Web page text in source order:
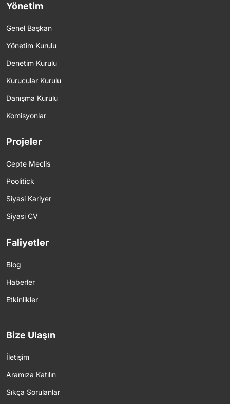
Yönetim
Genel Başkan
Yönetim Kurulu
Denetim Kurulu
Kurucular Kurulu
Danışma Kurulu
Komisyonlar
Projeler
Cepte Meclis
Poolitick
Siyasi Kariyer
Siyasi CV
Faliyetler
Blog
Haberler
Etkinlikler
Bize Ulaşın
İletişim
Aramıza Katılın
Sıkça Sorulanlar